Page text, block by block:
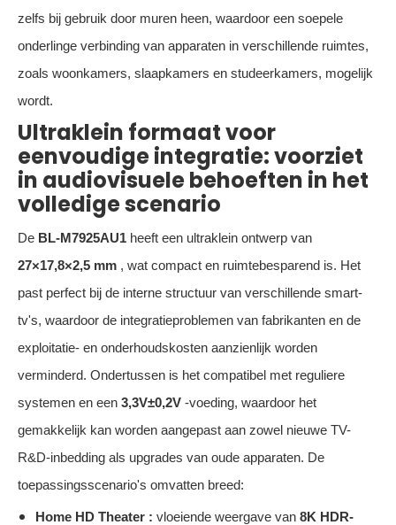
zelfs bij gebruik door muren heen, waardoor een soepele
onderlinge verbinding van apparaten in verschillende ruimtes,
zoals woonkamers, slaapkamers en studeerkamers, mogelijk
wordt.
Ultraklein formaat voor
eenvoudige integratie: voorziet
in audiovisuele behoeften in het
volledige scenario
De BL-M7925AU1 heeft een ultraklein ontwerp van
27×17,8×2,5 mm , wat compact en ruimtebesparend is. Het
past perfect bij de interne structuur van verschillende smart-
tv's, waardoor de integratieproblemen van fabrikanten en de
exploitatie- en onderhoudskosten aanzienlijk worden
verminderd. Ondertussen is het compatibel met reguliere
systemen en een 3,3V±0,2V -voeding, waardoor het
gemakkelijk kan worden aangepast aan zowel nieuwe TV-
R&D-inbedding als upgrades van oude apparaten. De
toepassingsscenario's omvatten breed:
Home HD Theater : vloeiende weergave van 8K HDR-